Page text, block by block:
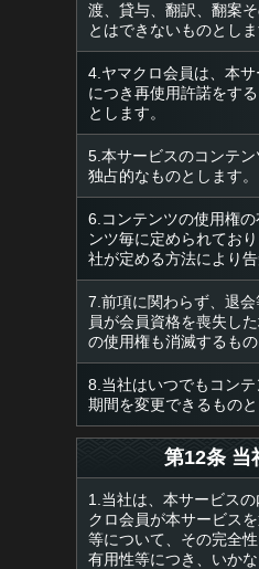
渡、貸与、翻訳、翻案
とはできないものとしま
4.ヤマクロ会員は、本
につき再使用許諾をす
とします。
5.本サービスのコンテ
独占的なものとします。
6.コンテンツの使用権
ンツ毎に定められてお
社が定める方法により告
7.前項に関わらず、退
員が会員資格を喪失し
の使用権も消滅するもの
8.当社はいつでもコン
期間を変更できるものと
第12条 当
1.当社は、本サービス
クロ会員が本サービス
等について、その完全性
有用性等につき、いか